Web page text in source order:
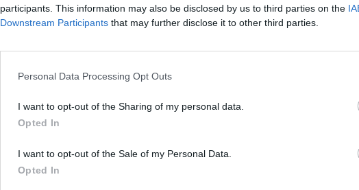
participants. This information may also be disclosed by us to third parties on the
Downstream Participants that may further disclose it to other third parties.
Personal Data Processing Opt Outs
I want to opt-out of the Sharing of my personal data.
Opted In
I want to opt-out of the Sale of my Personal Data.
Opted In